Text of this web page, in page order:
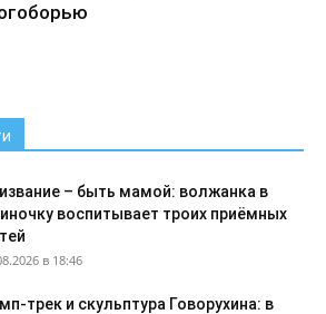
– быть мамой: волжанка в
воспитывает троих приёмных
в 18:46
трек и скульптура Говорухина: в